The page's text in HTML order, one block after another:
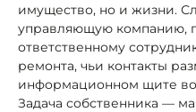
имущество, но и жизни.
управляющую компанию,
ответственному
ремонта, чьи контакты
информационном щите
Задача собственника —